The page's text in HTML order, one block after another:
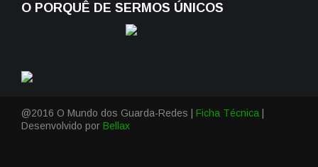
O PORQUÊ DE SERMOS ÚNICOS
@2016 O Mundo dos Guarda-Redes | Ficha Técnica
Desenvolvido por Bellax